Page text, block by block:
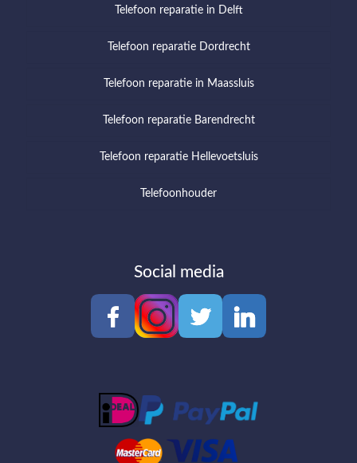
Telefoon reparatie in Delft
Telefoon reparatie Dordrecht
Telefoon reparatie in Maassluis
Telefoon reparatie Barendrecht
Telefoon reparatie Hellevoetsluis
Telefoonhouder
Social media